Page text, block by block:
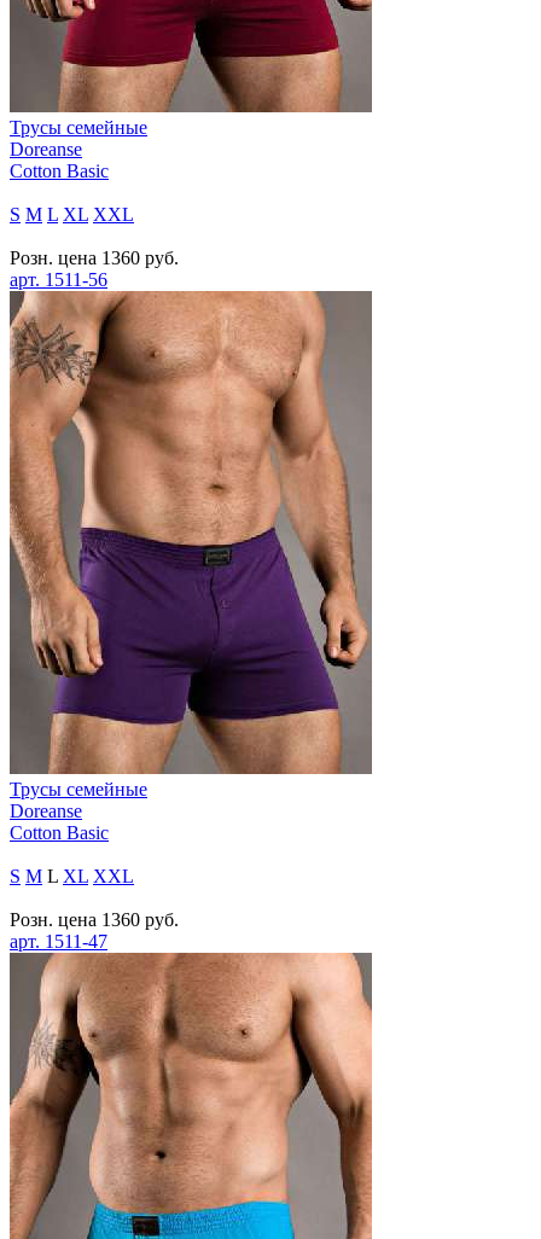
Трусы семейные
Doreanse
Cotton Basic
S M L XL XXL
Розн. цена 1360 руб.
арт. 1511-56
Трусы семейные
Doreanse
Cotton Basic
S M L XL XXL
Розн. цена 1360 руб.
арт. 1511-47